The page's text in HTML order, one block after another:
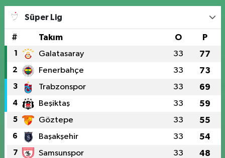
Süper Lig
# Takım O P
1 Galatasaray 33 77
2 Fenerbahçe 33 73
3 Trabzonspor 33 69
4 Beşiktaş 33 59
5 Göztepe 33 55
6 Başakşehir 33 54
7 Samsunspor 33 48